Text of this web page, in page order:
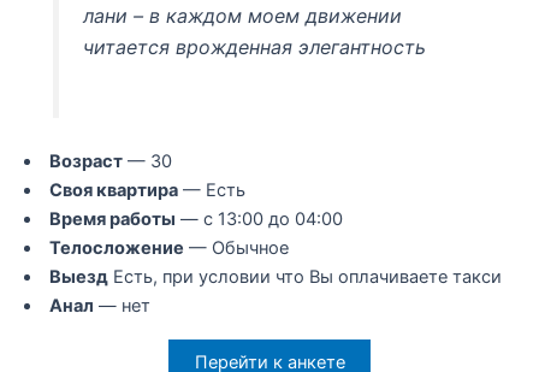
лани – в каждом моем движении
читается врожденная элегантность
Возраст— 30
Своя квартира— Есть
Время работы — с 13:00 до 04:00
Телосложение — Обычное
ВыездЕсть, при условии что Вы оплачиваете такси
Анал — нет
Перейти к анкете